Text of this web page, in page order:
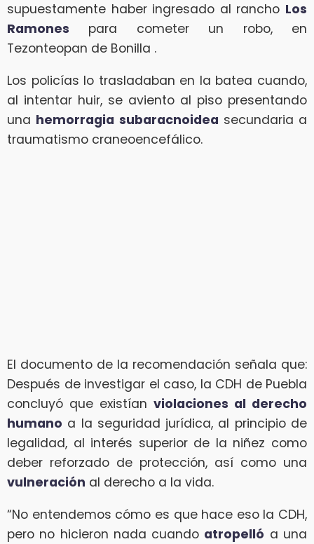
supuestamente haber ingresado al rancho Los
Ramones para cometer un robo, en
Tezonteopan de Bonilla .
Los policías lo trasladaban en la batea cuando,
al intentar huir, se aviento al piso presentando
una hemorragia subaracnoidea secundaria a
traumatismo craneoencefálico.
El documento de la recomendación señala que:
Después de investigar el caso, la CDH de Puebla
concluyó que existían violaciones al derecho
humano a la seguridad jurídica, al principio de
legalidad, al interés superior de la niñez como
deber reforzado de protección, así como una
vulneración al derecho a la vida.
“No entendemos cómo es que hace eso la CDH,
pero no hicieron nada cuando atropelló a una